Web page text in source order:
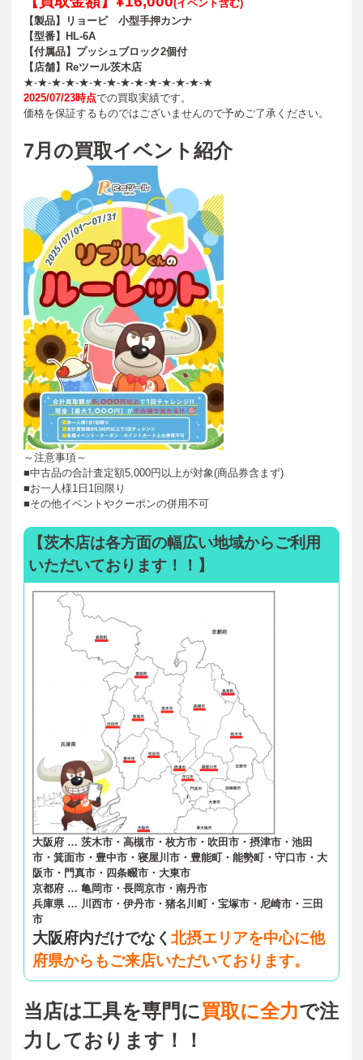
(イベント含む)
【製品】リョービ 小型手押カンナ
【型番】HL-6A
【付属品】プッシュブロック2個付
【店舗】
Reツール茨木店
★-★-★-★-★-★-★-★-★-★-★-★-★-★
2025/07/23時点での買取実績です。
価格を保証するものではございませんので予めご了承ください。
7月の買取イベント紹介
～注意事項～
■中古品の合計査定額5,000円以上が対象(商品券含まず)
■お一人様1日1回限り
■その他イベントやクーポンの併用不可
【茨木店は各方面の幅広い地域からご利用
いただいております！！】
大阪府 … 茨木市・高槻市・枚方市・吹田市・摂津市・池田
市・箕面市・豊中市・寝屋川市・豊能町・能勢町・守口市・大
阪市・門真市・四条畷市・大東市
京都府 … 亀岡市・長岡京市・南丹市
兵庫県 … 川西市・伊丹市・猪名川町・宝塚市・尼崎市・三田
市
大阪府内だけでなく 北摂エリアを中心に他
府県からもご来店いただいております。
当店は工具を専門に買取に全力で注
力しております！！